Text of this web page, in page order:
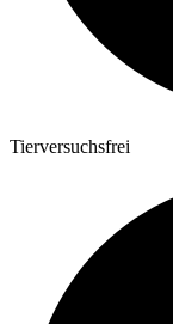
Tierversuchsfrei